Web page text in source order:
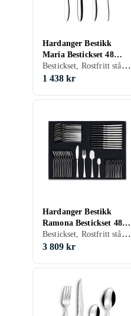
Hardanger Bestikk
Maria Bestickset 48
Delar
Bestickset, Rostfritt stål, 48 st, Tål maskindisk
1 438 kr
Hardanger Bestikk
Ramona Bestickset 48
Delar
Bestickset, Rostfritt stål, 48 st, Tål maskindisk
3 809 kr